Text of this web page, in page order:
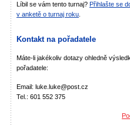
Líbil se vám tento turnaj? Přihlašte se
v anketě o turnaj roku
Kontakt na pořadatele
Máte-li jakékoliv dotazy ohledně
pořadatele:
Email: luke.luke@post.cz
Tel.: 601 552 375